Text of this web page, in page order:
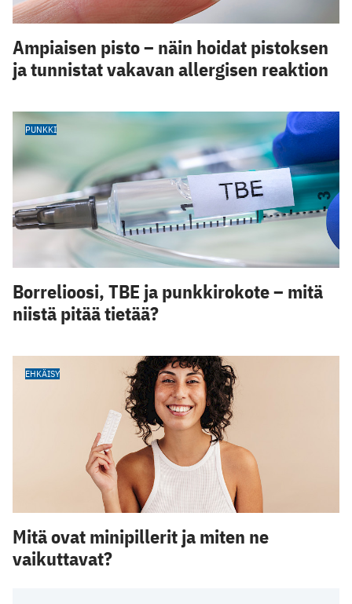
Ampiaisen pisto – näin hoidat pistoksen
ja tunnistat vakavan allergisen reaktion
PUNKKI
Borrelioosi, TBE ja punkkirokote – mitä
niistä pitää tietää?
EHKÄISY
Mitä ovat minipillerit ja miten ne
vaikuttavat?